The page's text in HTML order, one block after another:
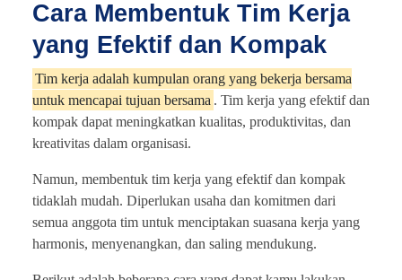
Cara Membentuk Tim Kerja
yang Efektif dan Kompak
Tim kerja adalah kumpulan orang yang bekerja bersama
untuk mencapai tujuan bersama . Tim kerja yang efektif dan
kompak dapat meningkatkan kualitas, produktivitas, dan
kreativitas dalam organisasi.
Namun, membentuk tim kerja yang efektif dan kompak
tidaklah mudah. Diperlukan usaha dan komitmen dari
semua anggota tim untuk menciptakan suasana kerja yang
harmonis, menyenangkan, dan saling mendukung.